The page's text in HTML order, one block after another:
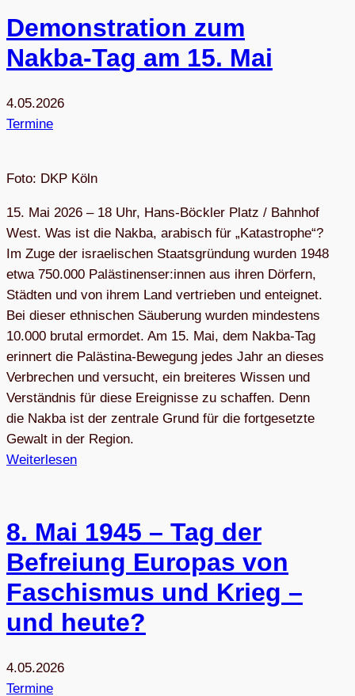
Demons­tra­tion zum
Nakba-Tag am 15. Mai
4.05.2026
Termine
Foto: DKP Köln
15. Mai 2026 – 18 Uhr, Hans-Böckler Platz / Bahnhof
West. Was ist die Nakba, arabisch für „Katastrophe“?
Im Zuge der israelischen Staatsgründung wurden 1948
etwa 750.000 Palästinenser:innen aus ihren Dörfern,
Städten und von ihrem Land vertrieben und enteignet.
Bei dieser ethnischen Säuberung wurden mindestens
10.000 brutal ermordet. Am 15. Mai, dem Nakba-Tag
erinnert die Palästina-Bewegung jedes Jahr an dieses
Verbrechen und versucht, ein breiteres Wissen und
Verständnis für diese Ereignisse zu schaffen. Denn
die Nakba ist der zentrale Grund für die fortgesetzte
Gewalt in der Region.
Weiterlesen
8. Mai 1945 – Tag der
Befrei­ung Euro­pas von
Faschis­mus und Krieg –
und heute?
4.05.2026
Termine